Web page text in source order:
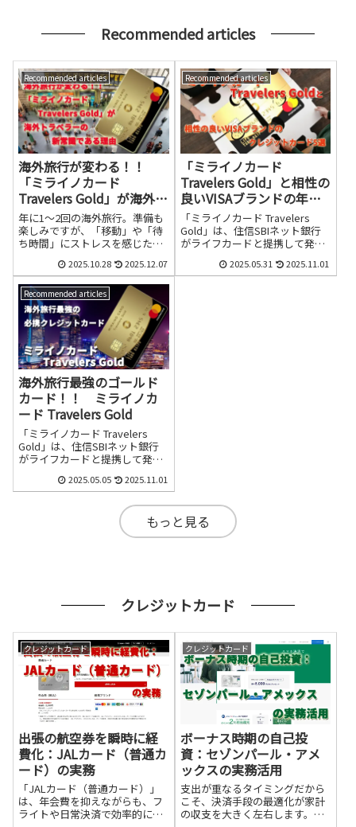
Recommended articles
Recommended articles
海外旅行が変わる！！
「ミライノカード
Travelers Gold」が海外ト
ラベラーの新常識である
理由
年に1〜2回の海外旅行。準備も
楽しみですが、「移動」や「待
ち時間」にストレスを感じたこ
以降の皆さんは、20代よりも旅
の質を上げたいと考える方も多
いはず。そんなあなたの海外旅
行を一変させる、まさに「新常
識」となるゴールドカードがあ
ります。それが、住信SBIネット
銀行が提供する「ミライノカー
ド Travelers Gold」です。
2025.10.28 2025.12.07
Recommended articles
「ミライノカード
Travelers Gold」と相性の
良いVISAブランドの年会
費無料クレジットカード
５選
「ミライノカード Travelers
Gold」は、住信SBIネット銀⾏
がライフカードと提携して発行
ライノカード Travelers Goldは
Mastercardブランドのゴールド
2025.05.31 2025.11.01
Recommended articles
海外旅行最強のゴールド
カード！！ ミライノカ
ード Travelers Gold
「ミライノカード Travelers
Gold」は、住信SBIネット銀⾏
がライフカードと提携して発行
ライノカード Travelers Goldは
Mastercardブランドのゴールド
カードで、国内利用と海外利用
のどちらで利用してもポイント
還元率は1.2％と高還元率になっ
2025.05.05 2025.11.01
もっと見る
クレジットカード
クレジットカード
出張の航空券を瞬時に経
費化：JALカード（普通カ
ード）の実務
「JALカード（普通カード）」
は、年会費を抑えながらも、フ
ライトや日常決済で効率的にマ
クレジットカード
ボーナス時期の自己投
資：セゾンパール・アメ
ックスの実務活用
支出が重なるタイミングだから
こそ、決済手段の最適化が家計
の収支を大きく左右します。こ